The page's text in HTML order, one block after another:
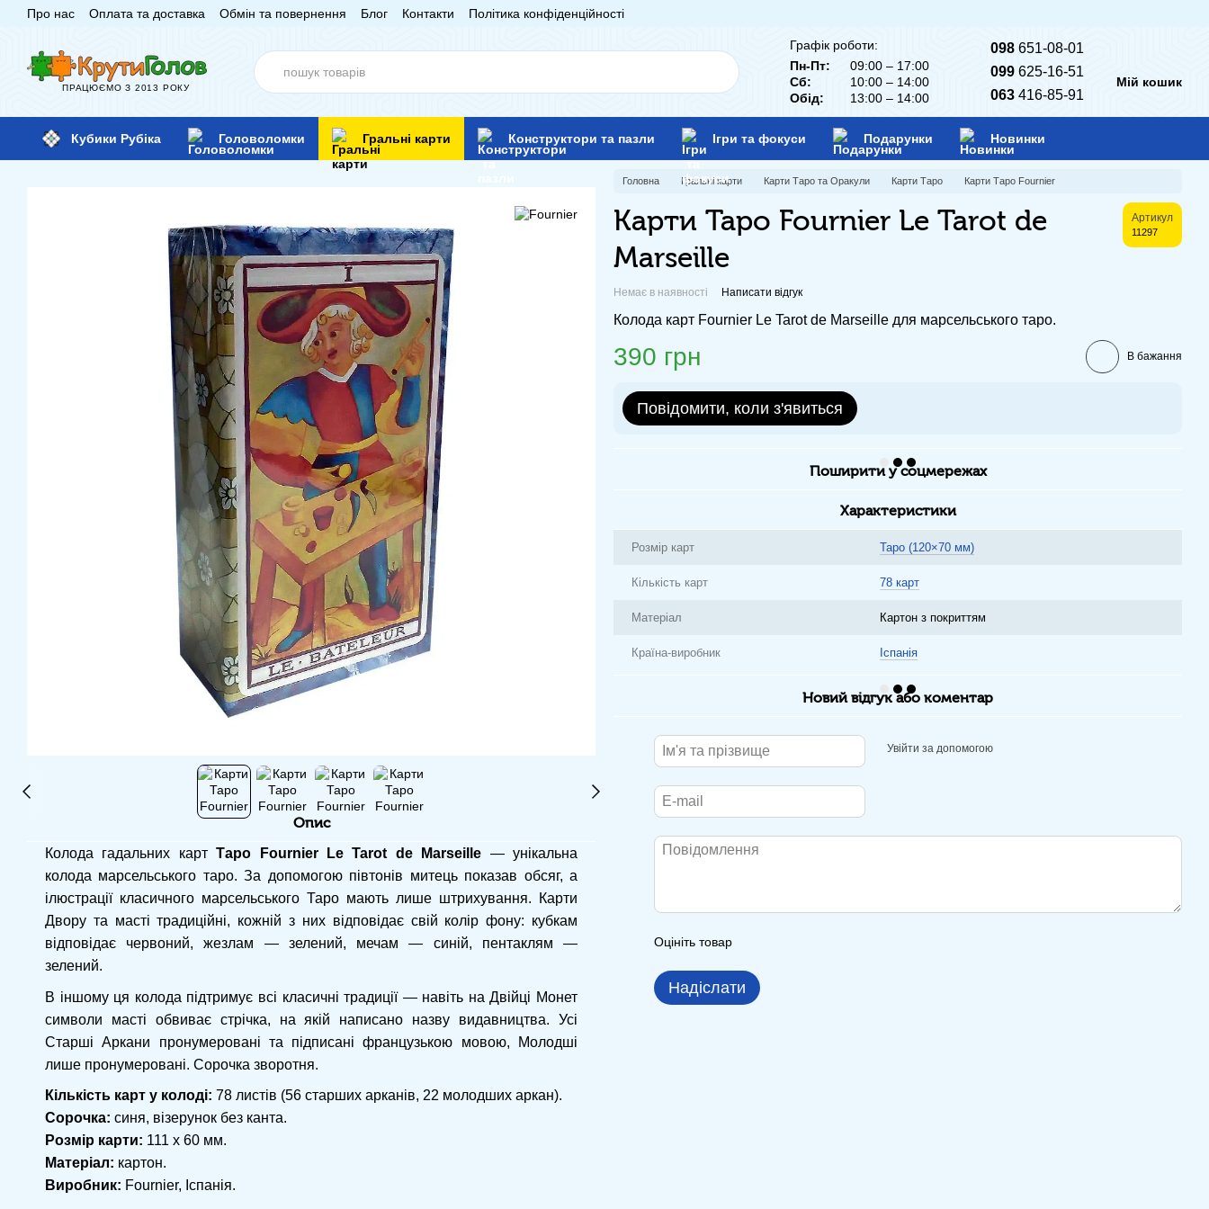
Перейти до основного контенту
Про нас Оплата та доставка Обмін та повернення Блог Контакти Політика конфіденційності
ПРАЦЮЄМО З 2013 РОКУ
Графік роботи:
Пн-Пт:
09:00 – 17:00
Сб:
10:00 – 14:00
Обід:
13:00 – 14:00
098 651-08-01
099 625-16-51
063 416-85-91
Мій кошик
Кубики Рубіка Головоломки Гральні карти Конструктори та пазли Ігри та фокуси Подарунки Новинки
Опис
Колода гадальних картТаро Fournier Le Tarot de Marseille — унікальна
колода марсельського таро. За допомогою півтонів митець показав обсяг, а
ілюстрації класичного марсельського Таро мають лише штрихування. Карти
Двору та масті традиційні, кожній з них відповідає свій колір фону: кубкам
відповідає червоний, жезлам — зелений, мечам — синій, пентаклям —
зелений.
В іншому ця колода підтримує всі класичні традиції — навіть на Двійці Монет
символи масті обвиває стрічка, на якій написано назву видавництва. Усі
Старші Аркани пронумеровані та підписані французькою мовою, Молодші
лише пронумеровані. Сорочка зворотня.
Кількість карт у колоді: 78 листів (56 старших арканів, 22 молодших аркан).
Сорочка: синя, візерунок без канта.
Розмір карти: 111 x 60 мм.
Матеріал: картон.
Виробник: Fournier, Іспанія.
Головна Гральні карти Карти Таро та Оракули Карти Таро Карти Таро Fournier
Карти Таро Fournier Le Tarot de
Marseille
Артикул
11297
Немає в наявності Написати відгук
Колода карт Fournier Le Tarot de Marseille для марсельського таро.
390 грн В бажання
Повідомити, коли з'явиться
Поширити у соцмережах
Характеристики
Розмір карт Таро (120×70 мм)
Кількість карт 78 карт
Матеріал Картон з покриттям
Країна-виробник Іспанія
Новий відгук або коментар
Увійти за допомогою
Оцініть товар
Надіслати